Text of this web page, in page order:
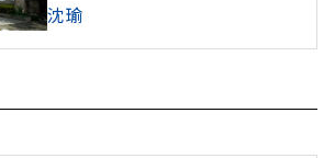
沈瑜